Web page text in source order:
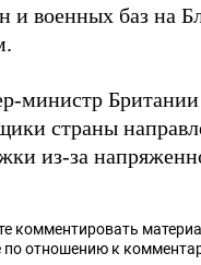
и военных баз на
министр
страны
из-за
комментировать
по отношению к